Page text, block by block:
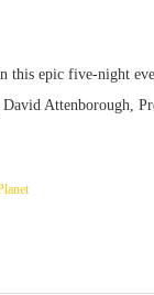
this epic five-night
Attenborough,